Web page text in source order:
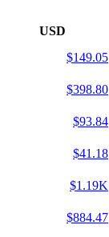
USD
$149.05
$398.80
$93.84
$41.18
$1.19K
$884.47